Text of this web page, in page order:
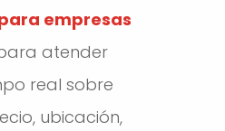
empresas
atender
real sobre
ubicación,